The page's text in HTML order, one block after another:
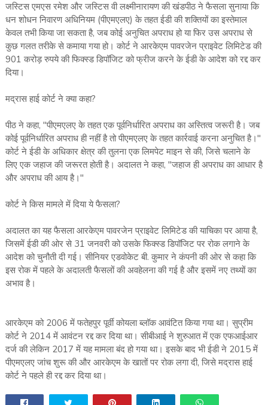
जस्टिस एमएस रमेश और जस्टिस वी लक्ष्मीनारायण की खंडपीठ ने फैसला सुनाया कि
धन शोधन निवारण अधिनियम (पीएमएलए) के तहत ईडी की शक्तियों का इस्तेमाल
केवल तभी किया जा सकता है, जब कोई अनुचित अपराध हो या फिर उस अपराध से
कुछ गलत तरीके से कमाया गया हो। कोर्ट ने आरकेएम पावरजेन प्राइवेट लिमिटेड की
901 करोड़ रुपये की फिक्स्ड डिपॉजिट को फ्रीज करने के ईडी के आदेश को रद्द कर
दिया।
मद्रास हाई कोर्ट ने क्या कहा?
पीठ ने कहा, "पीएमएलए के तहत एक पूर्वनिर्धारित अपराध का अस्तित्व जरूरी है। जब
कोई पूर्वनिर्धारित अपराध ही नहीं है तो पीएमएलए के तहत कार्रवाई करना अनुचित है।"
कोर्ट ने ईडी के अधिकार क्षेत्र की तुलना एक लिमपेट माइन से की, जिसे चलाने के
लिए एक जहाज की जरूरत होती है। अदालत ने कहा, "जहाज ही अपराध का आधार है
और अपराध की आय है।"
कोर्ट ने किस मामले में दिया ये फैसला?
अदालत का यह फैसला आरकेएम पावरजेन प्राइवेट लिमिटेड की याचिका पर आया है,
जिसमें ईडी की ओर से 31 जनवरी को उसके फिक्स्ड डिपॉजिट पर रोक लगाने के
आदेश को चुनौती दी गई। सीनियर एडवोकेट बी. कुमार ने कंपनी की ओर से कहा कि
इस रोक में पहले के अदालती फैसलों की अवहेलना की गई है और इसमें नए तथ्यों का
अभाव है।
आरकेएम को 2006 में फतेहपुर पूर्वी कोयला ब्लॉक आवंटित किया गया था। सुप्रीम
कोर्ट ने 2014 में आवंटन रद्द कर दिया था। सीबीआई ने शुरुआत में एक एफआईआर
दर्ज की लेकिन 2017 में यह मामला बंद हो गया था। इसके बाद भी ईडी ने 2015 में
पीएमएलए जांच शुरू की और आरकेएम के खातों पर रोक लगा दी, जिसे मद्रास हाई
कोर्ट ने पहले ही रद्द कर दिया था।